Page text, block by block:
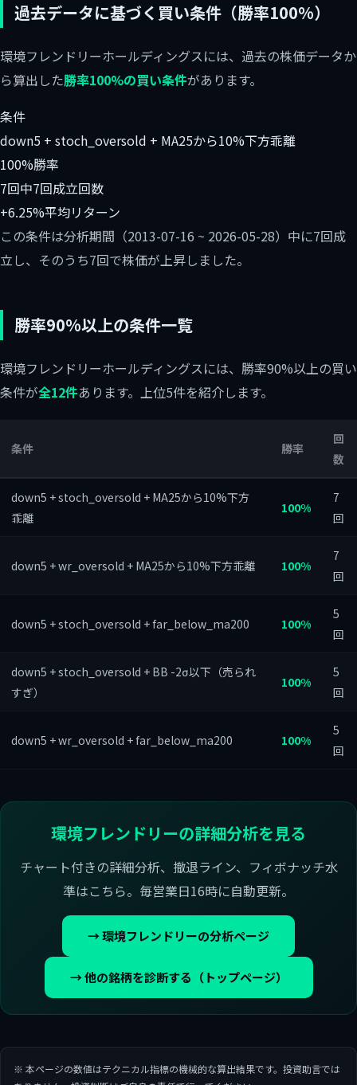
過去データに基づく買い条件（勝率100%）
環境フレンドリーホールディングスには、過去の株価データか
ら算出した勝率100%の買い条件があります。
条件
down5 + stoch_oversold + MA25から10%下方乖離
100%勝率
7回中7回成立回数
+6.25%平均リターン
この条件は分析期間（2013-07-16 ~ 2026-05-28）中に7回成
立し、そのうち7回で株価が上昇しました。
勝率90%以上の条件一覧
環境フレンドリーホールディングスには、勝率90%以上の買い
条件が全12件あります。上位5件を紹介します。
条件 勝率
回
数
down5 + stoch_oversold + MA25から10%下方
乖離
100%
7
回
down5 + wr_oversold + MA25から10%下方乖離 100%
7
回
down5 + stoch_oversold + far_below_ma200 100%
5
回
down5 + stoch_oversold + BB -2σ以下（売られ
すぎ）
100%
5
回
down5 + wr_oversold + far_below_ma200 100%
5
回
環境フレンドリーの詳細分析を見る
チャート付きの詳細分析、撤退ライン、フィボナッチ水
準はこちら。毎営業日16時に自動更新。
→ 環境フレンドリーの分析ページ
→ 他の銘柄を診断する（トップページ）
※ 本ページの数値はテクニカル指標の機械的な算出結果です。投資助言では